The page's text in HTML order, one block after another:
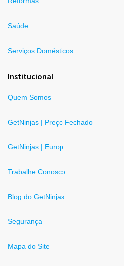
Saúde
Serviços Domésticos
Institucional
Quem Somos
GetNinjas | Preço Fechado
GetNinjas | Europ
Trabalhe Conosco
Blog do GetNinjas
Segurança
Mapa do Site